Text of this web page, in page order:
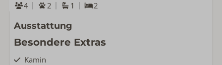
4 2 1 2
Ausstattung
Besondere Extras
Kamin